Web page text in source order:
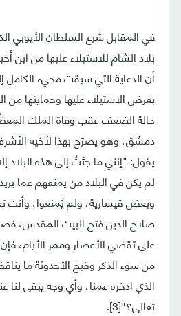
في المقابل شرع السلطان الأيوبي
بلاد الشام للاستيلاء عليها من ابن
أن الدعاية التي سبقت مجيء الكامل
بغرض الاستيلاء عليها وحمايتها من
حالة الضعف عقب وفاة الملك
دمشق، وهو يصرّح بهذا لأخيه
يقول: "إنني ما جئتُ إلى هذه البلاد
لم يكن في البلاد من يمنعهم عما
وبعض قيسارية، ولم يُمنعوا، وأنت
صلاح الدين فتح البيت المقدس،
على تقضي الأعصار وممر الأيام،
من سوء الذكر وقبح الأحدوثة ما
الذي ادخره عمنا، وأي وجه يبقى لنا
تعالى؟"[3].